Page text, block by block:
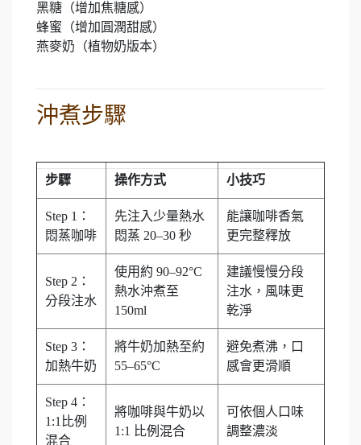
黑糖（增加焦糖感）
蜂蜜（增加圓潤甜感）
燕麥奶（植物奶版本）
沖煮步驟
步驟 操作方式 小技巧
Step 1：
悶蒸咖啡
先注入少量熱水
悶蒸 20–30 秒
能讓咖啡香氣
更完整釋放
Step 2：
分段注水
使用約 90–92°C
熱水沖煮至
150ml
建議慢慢分段
注水，風味更
乾淨
Step 3：
加熱牛奶
將牛奶加熱至約
55–65°C
避免煮沸，口
感會更滑順
Step 4：
1:1比例
混合
將咖啡與牛奶以
1:1 比例混合
可依個人口味
調整濃淡